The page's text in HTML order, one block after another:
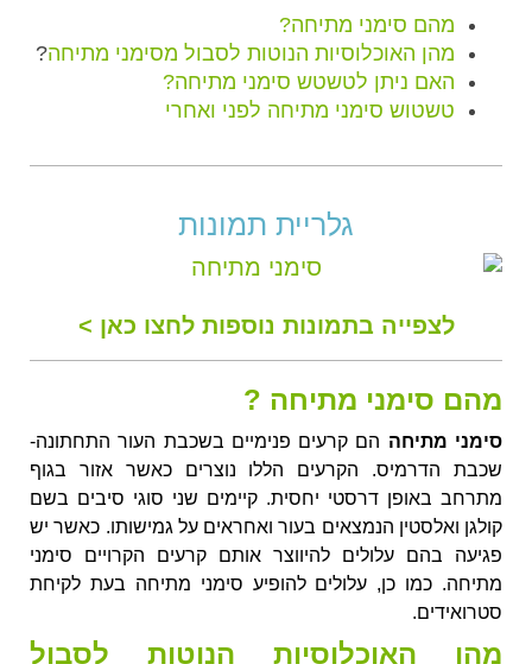
מהם סימני מתיחה?
מהן האוכלוסיות הנוטות לסבול מסימני מתיחה?
האם ניתן לטשטש סימני מתיחה?
טשטוש סימני מתיחה לפני ואחרי
גלריית תמונות
לצפייה בתמונות נוספות לחצו כאן >
מהם סימני מתיחה ?
סימני מתיחה הם קרעים פנימיים בשכבת העור התחתונה-
שכבת הדרמיס. הקרעים הללו נוצרים כאשר אזור בגוף
מתרחב באופן דרסטי יחסית. קיימים שני סוגי סיבים בשם
קולגן ואלסטין הנמצאים בעור ואחראים על גמישותו. כאשר יש
פגיעה בהם עלולים להיווצר אותם קרעים הקרויים סימני
מתיחה. כמו כן, עלולים להופיע סימני מתיחה בעת לקיחת
סטרואידים.
מהן האוכלוסיות הנוטות לסבול